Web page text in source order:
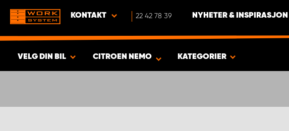
KONTAKT 22 42 78 39 NYHETER & INSPIRASJON
VELG DIN BIL CITROEN NEMO KATEGORIER